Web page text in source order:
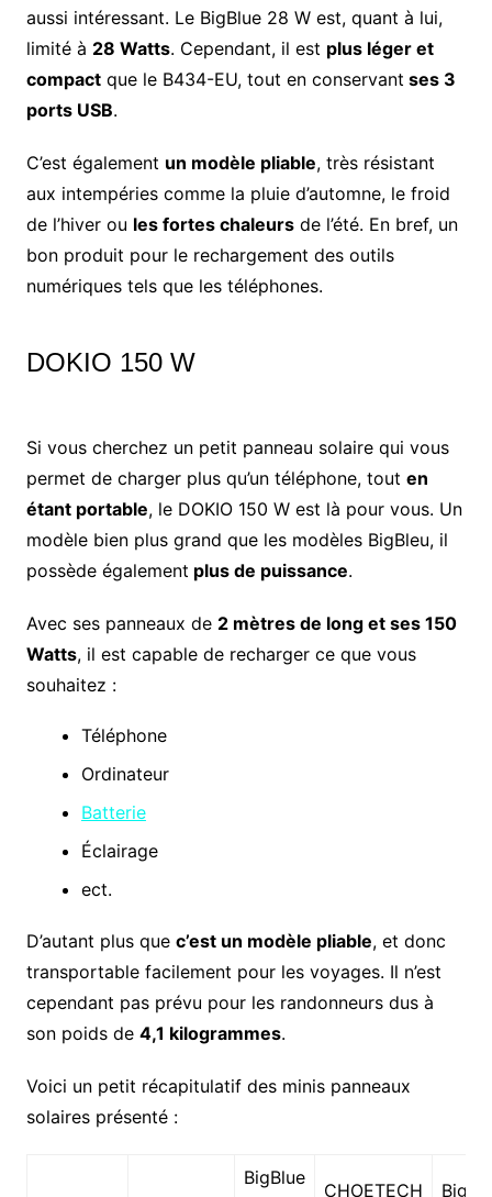
aussi intéressant. Le BigBlue 28 W est, quant à lui,
limité à 28 Watts. Cependant, il est plus léger et
compactque le B434-EU, tout en conservant ses 3
ports USB.
C’est également un modèle pliable, très résistant
aux intempéries comme la pluie d’automne, le froid
de l’hiver ou les fortes chaleursde l’été. En bref, un
bon produit pour le rechargement des outils
numériques tels que les téléphones.
DOKIO 150 W
Si vous cherchez un petit panneau solaire qui vous
permet de charger plus qu’un téléphone, tout en
étant portable, le DOKIO 150 W est là pour vous. Un
modèle bien plus grand que les modèles BigBleu, il
possède également plus de puissance.
Avec ses panneaux de 2 mètres de long et ses 150
Watts, il est capable de recharger ce que vous
souhaitez :
Téléphone
Ordinateur
Batterie
Éclairage
ect.
D’autant plus que c’est un modèle pliable, et donc
transportable facilement pour les voyages. Il n’est
cependant pas prévu pour les randonneurs dus à
son poids de 4,1 kilogrammes.
Voici un petit récapitulatif des minis panneaux
solaires présenté :
BigBlue
CHOETECH